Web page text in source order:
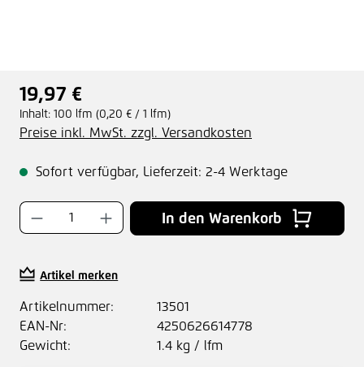
Regulärer Preis:
19,97 €
Inhalt: 100 lfm (0,20 € / 1 lfm)
Preise inkl. MwSt. zzgl. Versandkosten
Sofort verfügbar, Lieferzeit: 2-4 Werktage
Produkt Anzahl: Gib den gewünschten
In den Warenkorb
Artikel merken
Artikelnummer:
13501
EAN-Nr:
4250626614778
Gewicht:
1.4 kg / lfm